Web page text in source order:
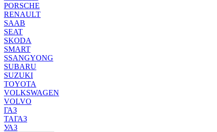
PORSCHE
RENAULT
SAAB
SEAT
SKODA
SMART
SSANGYONG
SUBARU
SUZUKI
TOYOTA
VOLKSWAGEN
VOLVO
ГАЗ
ТАГАЗ
УАЗ